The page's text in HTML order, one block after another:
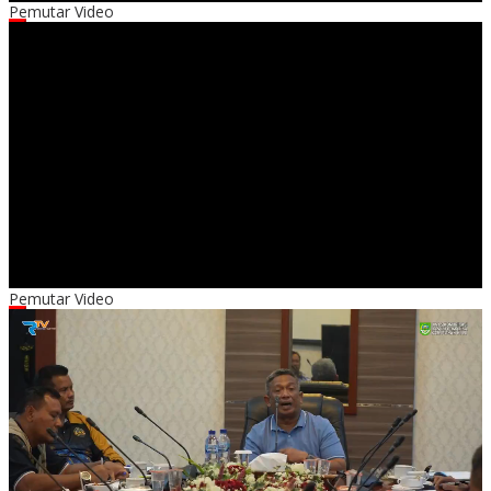
Pemutar Video
00:00
00:00
01:28
Pemutar Video